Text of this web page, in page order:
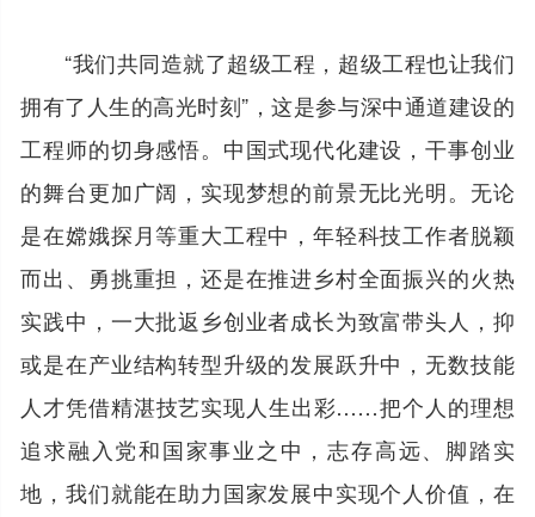
“我们共同造就了超级工程，超级工程也让我们
拥有了人生的高光时刻”，这是参与深中通道建设的
工程师的切身感悟。中国式现代化建设，干事创业
的舞台更加广阔，实现梦想的前景无比光明。无论
是在嫦娥探月等重大工程中，年轻科技工作者脱颖
而出、勇挑重担，还是在推进乡村全面振兴的火热
实践中，一大批返乡创业者成长为致富带头人，抑
或是在产业结构转型升级的发展跃升中，无数技能
人才凭借精湛技艺实现人生出彩……把个人的理想
追求融入党和国家事业之中，志存高远、脚踏实
地，我们就能在助力国家发展中实现个人价值，在